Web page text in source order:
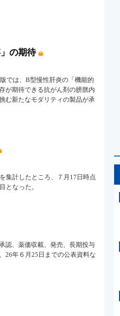
の期待
では、B型慢性肝炎の「機能的
が期待できる抗がん剤の膀胱内
む新たなモダリティの製品が承
集計したところ、７月17日時点
となった。
認、薬価収載、発売、長期投与
26年６月25日までの公表資料な